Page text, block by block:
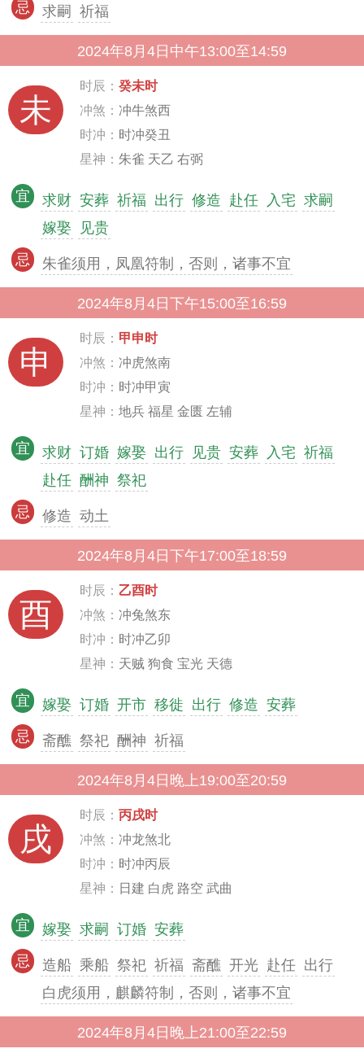
忌 求嗣 祈福
2024年8月4日中午13:00至14:59
未
时辰： 癸未时
冲煞： 冲牛煞西
时冲： 时冲癸丑
星神： 朱雀 天乙 右弼
宜 求财 安葬 祈福 出行 修造 赴任 入宅 求嗣
嫁娶
见贵
忌 朱雀须用，凤凰符制，否则，诸事不宜
2024年8月4日下午15:00至16:59
申
时辰： 甲申时
冲煞： 冲虎煞南
时冲： 时冲甲寅
星神： 地兵 福星 金匮 左辅
宜 求财 订婚 嫁娶 出行 见贵 安葬 入宅 祈福
赴任 酬神 祭祀
忌 修造 动土
2024年8月4日下午17:00至18:59
酉
时辰： 乙酉时
冲煞： 冲兔煞东
时冲： 时冲乙卯
星神： 天贼 狗食 宝光 天德
宜 嫁娶 订婚 开市 移徙 出行 修造 安葬
忌 斋醮 祭祀 酬神 祈福
2024年8月4日晚上19:00至20:59
戌
时辰： 丙戌时
冲煞： 冲龙煞北
时冲： 时冲丙辰
星神： 日建 白虎 路空 武曲
宜 嫁娶 求嗣 订婚 安葬
忌 造船 乘船 祭祀 祈福 斋醮 开光 赴任 出行
白虎须用，麒麟符制，否则，诸事不宜
2024年8月4日晚上21:00至22:59